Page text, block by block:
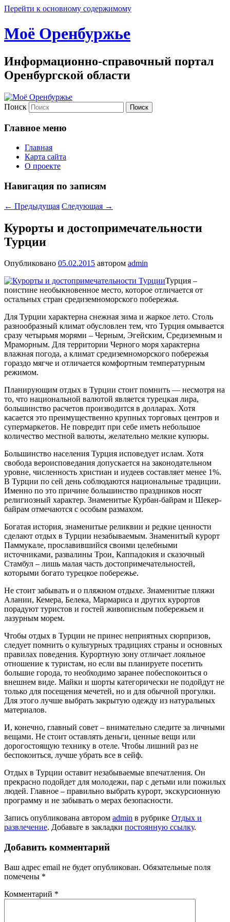
Перейти к основному содержимому
Моё Оренбуржье
Информационно-справочный портал
Оренбургской области
Поиск
Главное меню
Главная
Карта сайта
О проекте
Навигация по записям
← Предыдущая Следующая →
Курорты и достопримечательности
Турции
Опубликовано 05.02.2015 автором admin
Турция –
поистине необыкновенное место, которое отличается от
остальных стран средиземноморского побережья.
Для Турции характерна снежная зима и жаркое лето. Столь
разнообразный климат обусловлен тем, что Турция омывается
сразу четырьмя морями – Черным, Эгейским, Средиземным и
Мраморным. Для территории Черного моря характерна
влажная погода, а климат средиземноморского побережья
гораздо мягче и отличается комфортным температурным
режимом.
Планирующим отдых в Турции стоит помнить — несмотря на
то, что национальной валютой является турецкая лира,
большинство расчетов производится в долларах. Хотя
касается это преимущественно крупных торговых центров и
супермаркетов. Не повредит при себе иметь небольшое
количество местной валюты, желательно мелкие купюры.
Большинство населения Турция исповедует ислам. Хотя
свобода вероисповедания допускается на законодательном
уровне, численность христиан и иудеев составляет менее 1%.
В Турции по сей день соблюдаются национальные традиции.
Именно по это причине большинство праздников носят
религиозный характер. Знаменитые Курбан-байрам и Шекер-
байрам отмечаются с особым размахом.
Богатая история, знаменитые реликвии и редкие ценности
сделают отдых в Турции незабываемым. Знаменитый курорт
Паммукале, прославившийся своими целебными
источниками, развалины Трои, Каппадокия и сказочный
Стамбул – лишь малая часть достопримечательностей,
которыми богато турецкое побережье.
Не стоит забывать и о пляжном отдыхе. Знаменитые пляжи
Алании, Кемера, Белека, Мармариса и других курортов
порадуют туристов и гостей живописным побережьем и
лазурным морем.
Чтобы отдых в Турции не принес неприятных сюрпризов,
следует помнить о культурных традициях страны и основных
правилах поведения. Курортную зону отличает лояльное
отношение к туристам, но если вы планируете посетить
большие города, то необходимо заранее побеспокоиться о
внешнем виде. Майки и шорты категорически не подойдут не
только для посещения мечетей, но и для обычной прогулки.
Для этого лучше выбрать закрытую одежду из натуральных
материалов.
И, конечно, главный совет – внимательно следите за личными
вещами. Не стоит оставлять деньги, ценные вещи или
дорогостоящую технику в отеле. Чтобы лишний раз не
беспокоиться, лучше убрать все в сейф.
Отдых в Турции оставит незабываемые впечатления. Он
прекрасно подойдет для молодежи, пар с детьми или пожилых
людей. Главное – правильно выбрать курорт, экскурсионную
программу и не забывать о мерах безопасности.
Запись опубликована автором admin в рубрике Отдых и
развлечение. Добавьте в закладки постоянную ссылку.
Добавить комментарий
Ваш адрес email не будет опубликован. Обязательные поля
помечены *
Комментарий *